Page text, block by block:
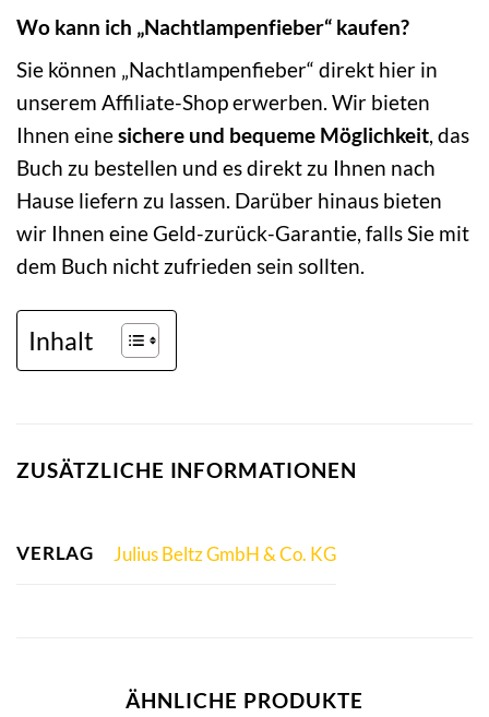
Wo kann ich „Nachtlampenfieber“ kaufen?
Sie können „Nachtlampenfieber“ direkt hier in
unserem Affiliate-Shop erwerben. Wir bieten
Ihnen einesichere und bequeme Möglichkeit, das
Buch zu bestellen und es direkt zu Ihnen nach
Hause liefern zu lassen. Darüber hinaus bieten
wir Ihnen eine Geld-zurück-Garantie, falls Sie mit
dem Buch nicht zufrieden sein sollten.
Inhalt
ZUSÄTZLICHE INFORMATIONEN
VERLAG Julius Beltz GmbH & Co. KG
ÄHNLICHE PRODUKTE